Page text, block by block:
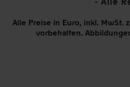
Alle Preise in Euro, inkl. MwSt.
vorbehalten.